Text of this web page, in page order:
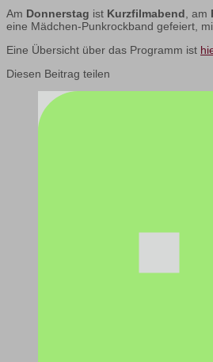
Am Donnerstag ist Kurzfilmabend , am
eine Mädchen-Punkrockband gefeiert,
Eine Übersicht über das Programm ist
Diesen Beitrag teilen